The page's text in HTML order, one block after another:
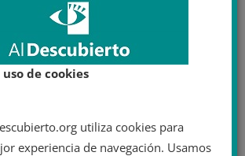
de cookies
utiliza cookies para
experiencia de navegación. Usamos